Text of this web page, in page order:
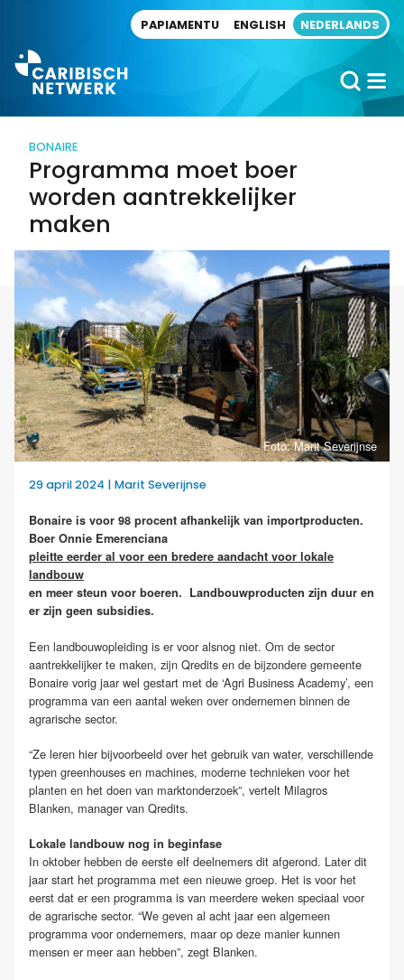
PAPIAMENTU ENGLISH NEDERLANDS
BONAIRE
Programma moet boer
worden aantrekkelijker
maken
Foto: Marit Severijnse
29 april 2024 | Marit Severijnse
Bonaire is voor 98 procent afhankelijk van importproducten.
Boer Onnie Emerenciana
pleitte eerder al voor een bredere aandacht voor lokale
landbouw
en meer steun voor boeren. Landbouwproducten zijn duur en
er zijn geen subsidies.
Een landbouwopleiding is er voor alsnog niet. Om de sector
aantrekkelijker te maken, zijn Qredits en de bijzondere gemeente
Bonaire vorig jaar wel gestart met de ‘Agri Business Academy’, een
programma van een aantal weken over ondernemen binnen de
agrarische sector.
“Ze leren hier bijvoorbeeld over het gebruik van water, verschillende
typen greenhouses en machines, moderne technieken voor het
planten en het doen van marktonderzoek”, vertelt Milagros
Blanken, manager van Qredits.
Lokale landbouw nog in beginfase
In oktober hebben de eerste elf deelnemers dit afgerond. Later dit
jaar start het programma met een nieuwe groep. Het is voor het
eerst dat er een programma is van meerdere weken speciaal voor
de agrarische sector. “We geven al acht jaar een algemeen
programma voor ondernemers, maar op deze manier kunnen
mensen er meer aan hebben”, zegt Blanken.